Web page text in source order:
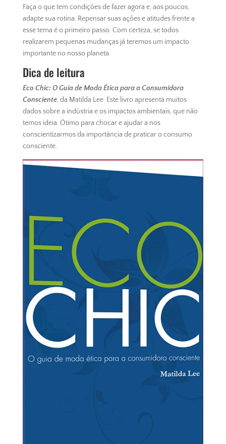
Faça o que tem condições de fazer agora e, aos poucos,
adapte sua rotina. Repensar suas ações e atitudes frente a
esse tema é o primeiro passo. Com certeza, se todos
realizarem pequenas mudanças já teremos um impacto
importante no nosso planeta.
Dica de leitura
Eco Chic: O Guia de Moda Ética para a Consumidora
Consciente, da Matilda Lee. Este livro apresenta muitos
dados sobre a indústria e os impactos ambientais, que não
temos ideia. Ótimo para chocar e ajudar a nos
conscientizarmos da importância de praticar o consumo
consciente.